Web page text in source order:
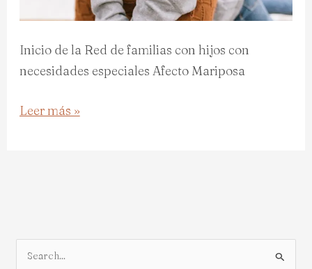
Inicio de la Red de familias con hijos con
necesidades especiales Afecto Mariposa
Leer más »